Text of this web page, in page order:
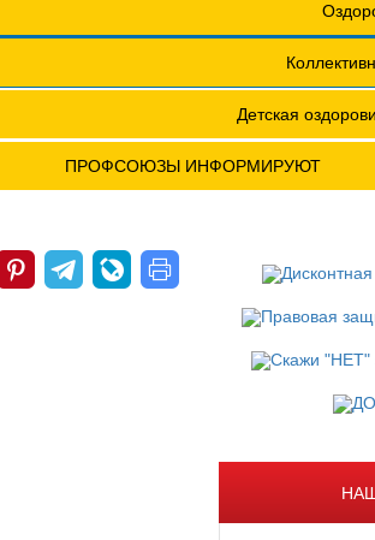
Научно-практическая конференция МОТ-
ПРОФСОЮЗЫ ИНФОРМИРУЮТ
Детская